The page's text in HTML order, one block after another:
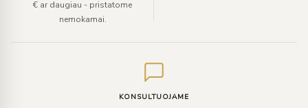
€ ar daugiau - pristatome
nemokamai.
KONSULTUOJAME